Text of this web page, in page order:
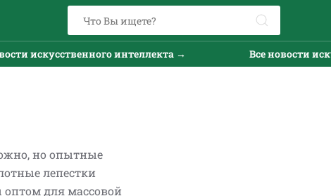
интеллекта → Все новости искусственного
но опытные
лепестки
для массовой